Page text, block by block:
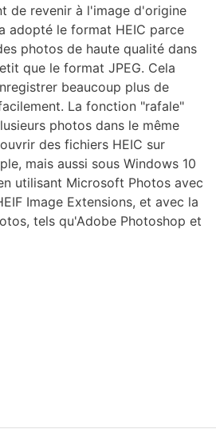
de revenir à l'image d'origine
adopté le format HEIC parce
photos de haute qualité dans
que le format JPEG. Cela
beaucoup plus de
La fonction "rafale"
photos dans le même
des fichiers HEIC sur
mais aussi sous Windows 10
utilisant Microsoft Photos avec
Image Extensions, et avec la
tels qu'Adobe Photoshop et